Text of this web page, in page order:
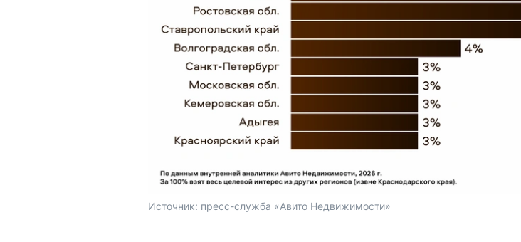
Источник: пресс-служба «Авито Недвижимости»